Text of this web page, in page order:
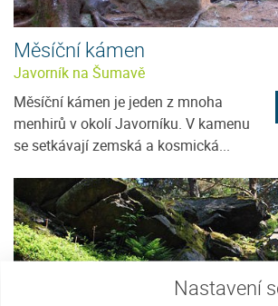
Nastavení
Měsíční kámen
Javorník na Šumavě
Měsíční kámen je jeden z mnoha
menhirů v okolí Javorníku. V kamenu
se setkávají zemská a kosmická...